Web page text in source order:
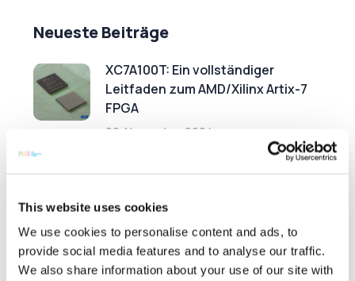
This website uses cookies
We use cookies to personalise content and ads, to
provide social media features and to analyse our traffic.
We also share information about your use of our site with
Neueste Beiträge
XC7A100T: Ein vollständiger
Leitfaden zum AMD/Xilinx Artix-7
FPGA
29. November 2024
Anwendungen die Nachfrage nach
FPGAs ankurbeln
30. Oktober 2024